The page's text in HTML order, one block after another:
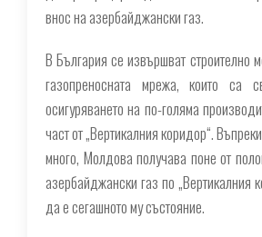
внос на азербайджански газ.
В България се извършват строително
газопреносната мрежа, които са
осигуряването на по-голяма
част от „Вертикалния коридор“.
много, Молдова получава поне от
азербайджански газ по „Вертикалния
да е сегашното му състояние.